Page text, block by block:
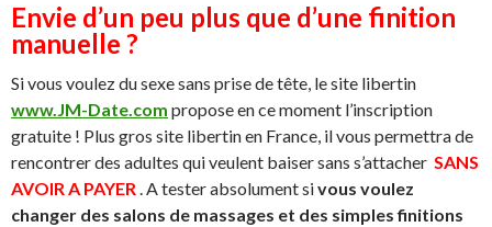
Envie d’un peu plus que d’une finition
manuelle ?
Si vous voulez du sexe sans prise de tête, le site libertin
www.JM-Date.com propose en ce moment l’inscription
gratuite ! Plus gros site libertin en France, il vous permettra de
rencontrer des adultes qui veulent baiser sans s’attacher SANS
AVOIR A PAYER. A tester absolument sivous voulez
changer des salons de massages et des simples finitions